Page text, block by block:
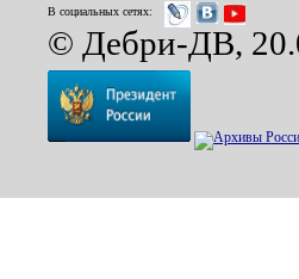
В социальных сетях:
© Дебри-ДВ,